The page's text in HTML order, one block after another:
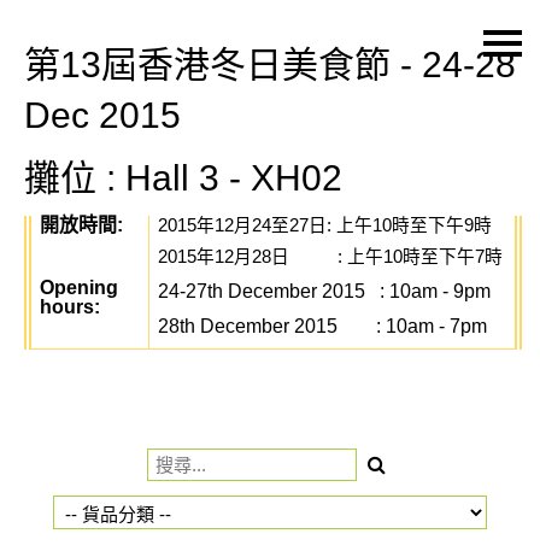
第13屆香港冬日美食節 - 24-28
Dec 2015
攤位 : Hall 3 - XH02
開放時間:
Opening
hours:
2015年12月 24至27日 : 上午10時至下午9時
2015年12月 28日 : 上午10時至下午7時
24-27th December 2015 : 10am - 9pm
28th December 2015
: 10am - 7pm
主頁
關於我們
特價貨品
貨品分類
語言